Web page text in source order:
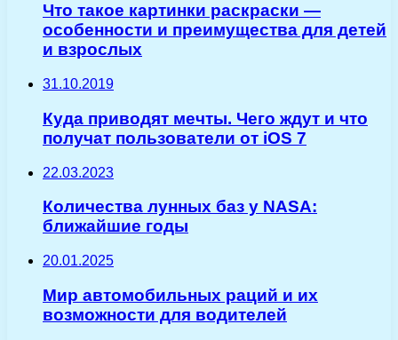
Что такое картинки раскраски —
особенности и преимущества для детей
и взрослых
31.10.2019
Куда приводят мечты. Чего ждут и что
получат пользователи от iOS 7
22.03.2023
Количества лунных баз у NASA:
ближайшие годы
20.01.2025
Мир автомобильных раций и их
возможности для водителей